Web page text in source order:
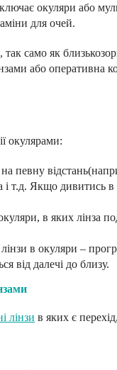
окуляри або
для очей.
так само як
або оперативна
окулярами:
певну
т.д. Якщо дивитись
в яких лінза
в окуляри –
від далечі до близу.
лінзи в яких є